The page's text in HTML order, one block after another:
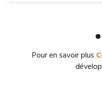
Pour en savoir plus